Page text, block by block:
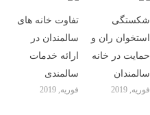
تفاوت خانه های
سالمندان در
ارائه خدمات
سالمندی
فوریه, 2019
شکستگی
استخوان ران و
حمایت در خانه
سالمندان
فوریه, 2019